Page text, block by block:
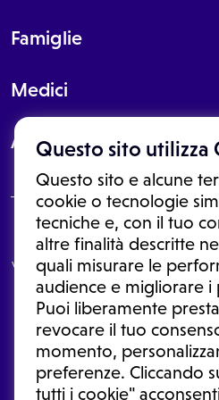
Questo sito utilizza
Questo sito e alcune
cookie o tecnologie
tecniche e, con il tuo
altre finalità descritte
quali misurare le
audience e migliorare i
Puoi liberamente
revocare il tuo
momento,
preferenze. Cliccando
tutti i cookie"
Famiglie
Medici
About
Le informazioni proposte in questo
In nessun caso, queste
visita o una diagnosi formulata dal
le informazioni disponibili come
una diagnosi, la determinazione di
sospensione di un farmaco senza
medicina generale o
Condizioni di utilizzo|Privacy
Ⓒ 2025 | Tutti i